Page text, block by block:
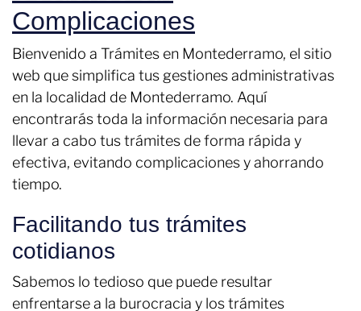
Complicaciones
Bienvenido a Trámites en Montederramo, el sitio
web que simplifica tus gestiones administrativas
en la localidad de Montederramo. Aquí
encontrarás toda la información necesaria para
llevar a cabo tus trámites de forma rápida y
efectiva, evitando complicaciones y ahorrando
tiempo.
Facilitando tus trámites
cotidianos
Sabemos lo tedioso que puede resultar
enfrentarse a la burocracia y los trámites